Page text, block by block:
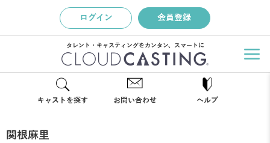
ログイン 会員登録
タレント・キャスティングをカンタン、スマートに
キャストを探す お問い合わせ ヘルプ
関根麻里